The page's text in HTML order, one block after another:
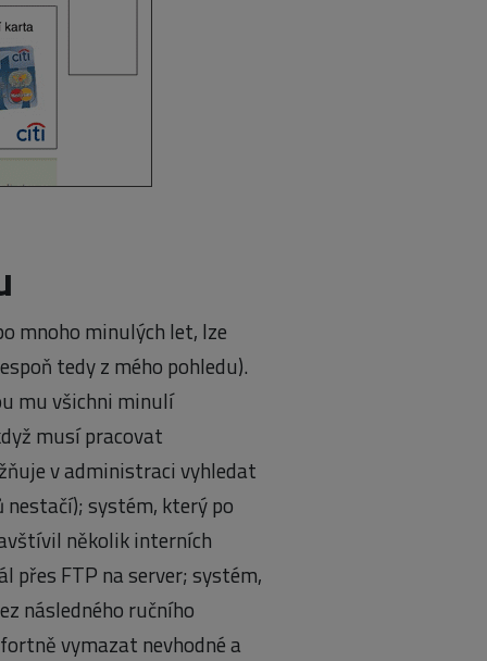
mnoho minulých let, lze
tedy z mého pohledu).
mu všichni minulí
musí pracovat
v administraci vyhledat
systém, který po
několik interních
přes FTP na server; systém,
následného ručního
vymazat nevhodné a